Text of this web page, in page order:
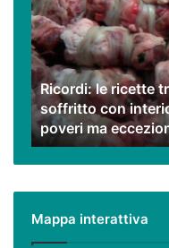
tradizionali,
i
moglitieddi
e
soffritto
con
interiora
e
peperoncino,
ma
eccezionali.
Ricordi: le ricette
soffritto con
poveri ma
Mappa interattiva